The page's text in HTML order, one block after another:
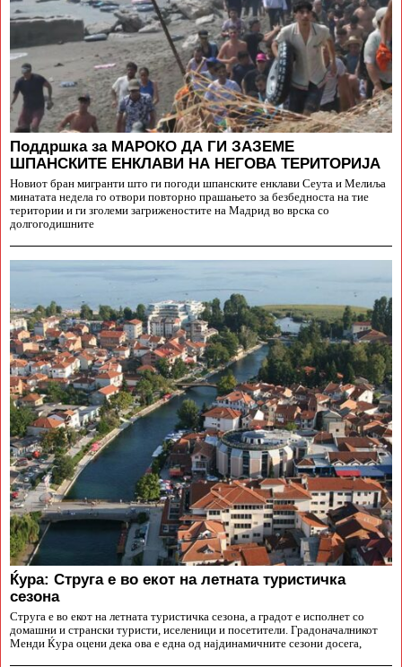
Поддршка за МАРОКО ДА ГИ ЗАЗЕМЕ
ШПАНСКИТЕ ЕНКЛАВИ НА НЕГОВА ТЕРИТОРИЈА
Новиот бран мигранти што ги погоди шпанските енклави Сеута и Мелиља
минатата недела го отвори повторно прашањето за безбедноста на тие
територии и ги зголеми загриженостите на Мадрид во врска со
долгогодишните
Ќура: Струга е во екот на летната туристичка
сезона
Струга е во екот на летната туристичка сезона, а градот е исполнет со
домашни и странски туристи, иселеници и посетители. Градоначалникот
Менди Ќура оцени дека ова е една од најдинамичните сезони досега,